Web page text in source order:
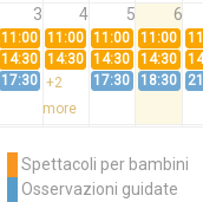
3 4 5 6
11:00 11:00 11:00 11:00
14:30 14:30 14:30 14:30
17:30 +2
more
17:30 18:30
11:00
14:30
Spettacoli per bambini
Osservazioni guidate